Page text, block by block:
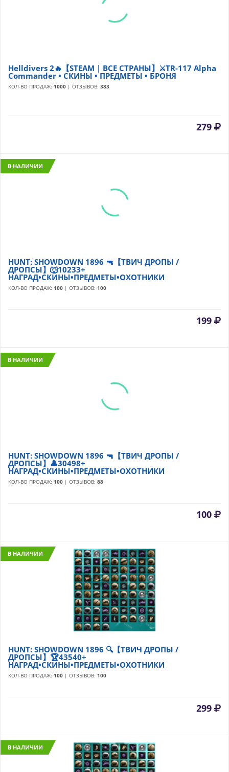
Helldivers 2🔥【STEAM | ВСЕ СТРАНЫ】⚔️TR-117 Alpha
Commander • СКИНЫ • ПРЕДМЕТЫ • БРОНЯ
КОЛ-ВО ПРОДАЖ: 1000 | ОТЗЫВОВ: 383
279
В НАЛИЧИИ
HUNT: SHOWDOWN 1896 🔫【ТВИЧ ДРОПЫ /
ДРОПСЫ】🐺10233+
НАГРАД•СКИНЫ•ПРЕДМЕТЫ•ОХОТНИКИ
КОЛ-ВО ПРОДАЖ: 100 | ОТЗЫВОВ: 100
199
В НАЛИЧИИ
HUNT: SHOWDOWN 1896 🔫【ТВИЧ ДРОПЫ /
ДРОПСЫ】👤30498+
НАГРАД•СКИНЫ•ПРЕДМЕТЫ•ОХОТНИКИ
КОЛ-ВО ПРОДАЖ: 100 | ОТЗЫВОВ: 88
100
В НАЛИЧИИ
HUNT: SHOWDOWN 1896 🔍【ТВИЧ ДРОПЫ /
ДРОПСЫ】🏆43540+
НАГРАД•СКИНЫ•ПРЕДМЕТЫ•ОХОТНИКИ
КОЛ-ВО ПРОДАЖ: 100 | ОТЗЫВОВ: 100
299
В НАЛИЧИИ